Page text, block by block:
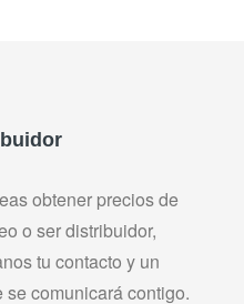
obtener precios de
o ser distribuidor,
tu contacto y un
se comunicará contigo.